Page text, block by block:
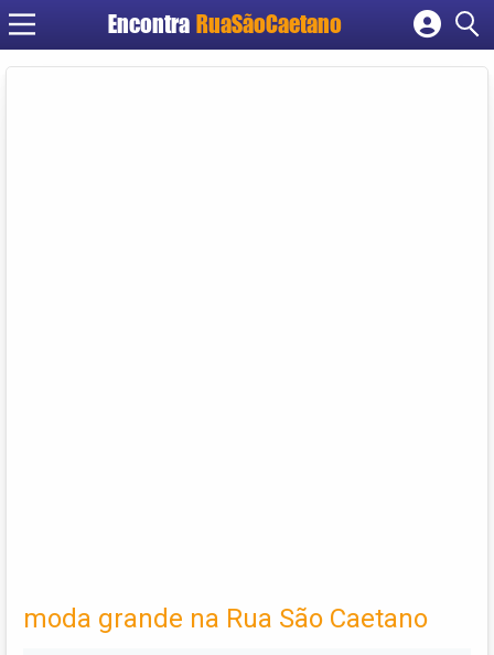
Encontra RuaSãoCaetano
Cadastrar empresa
moda grande na Rua São Caetano